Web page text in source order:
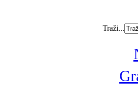
Traži...